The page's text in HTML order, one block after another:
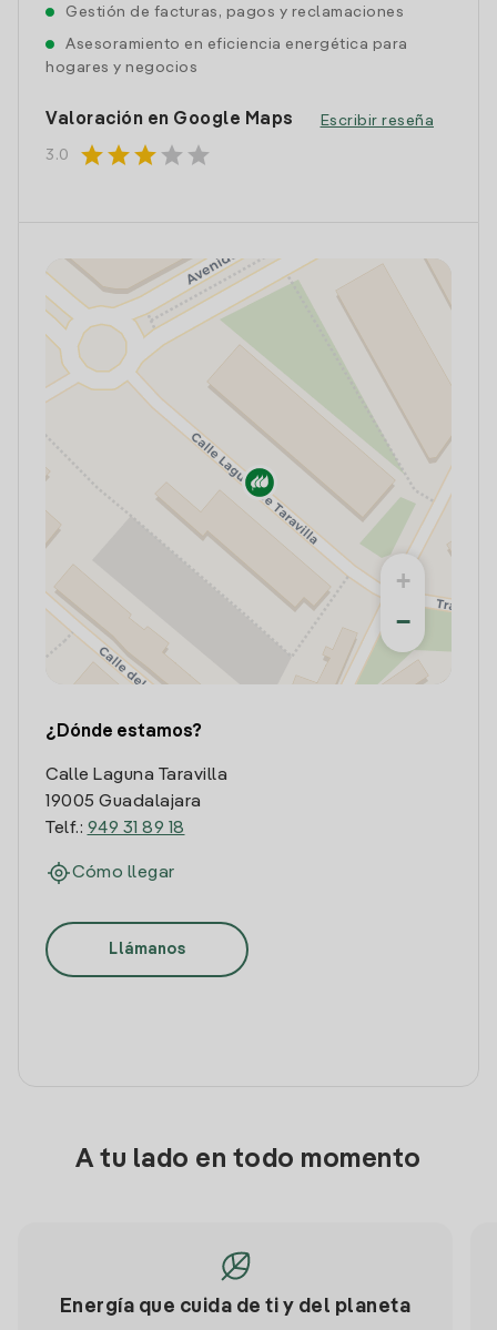
Gestión de facturas, pagos y reclamaciones
Asesoramiento en eficiencia energética para
hogares y negocios
Valoración en Google Maps
3.0 starstarstar star star
Escribir reseña
+
−
¿Dónde estamos?
Calle Laguna Taravilla
19005 Guadalajara
Telf.: 949 31 89 18
Cómo llegar
Llámanos
A tu lado en todo momento
Energía que cuida de ti y del planeta